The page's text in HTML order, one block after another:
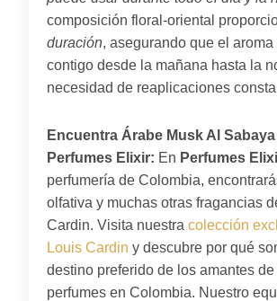
composición floral-oriental
duración, asegurando que el
contigo desde la mañana hasta la
necesidad de reaplicaciones
Encuentra Árabe Musk Al Sabaya
Perfumes Elixir: En Perfumes
perfumería de Colombia,
olfativa y muchas otras fragancias
Cardin. Visita nuestra colección
Louis Cardin y descubre por qué
destino preferido de los amantes
perfumes en Colombia. Nuestro